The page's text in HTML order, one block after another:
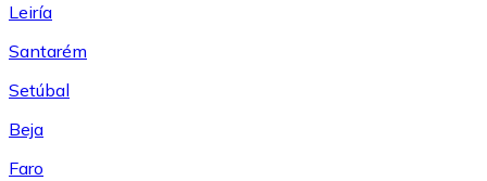
Leiría
Santarém
Setúbal
Beja
Faro